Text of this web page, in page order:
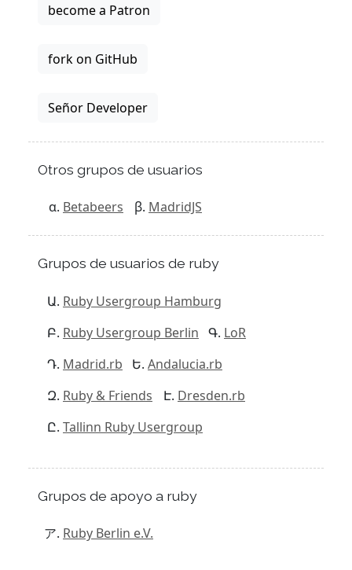
become a Patron
fork on GitHub
Señor Developer
Otros grupos de usuarios
Betabeers MadridJS
Grupos de usuarios de ruby
Ruby Usergroup Hamburg
Ruby Usergroup Berlin
LoR
Madrid.rb
Andalucia.rb
Ruby & Friends
Dresden.rb
Tallinn Ruby Usergroup
Grupos de apoyo a ruby
Ruby Berlin e.V.